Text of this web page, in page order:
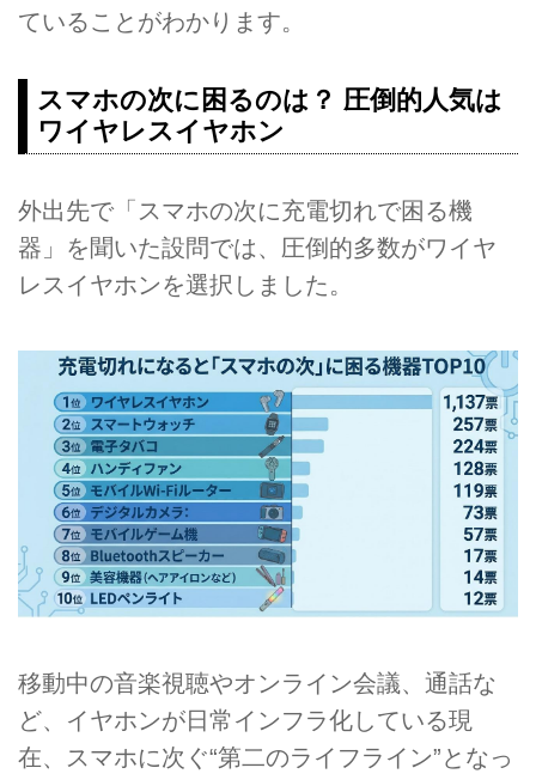
ていることがわかります。
スマホの次に困るのは？ 圧倒的人気は
ワイヤレスイヤホン
外出先で「スマホの次に充電切れで困る機
器」を聞いた設問では、圧倒的多数がワイヤ
レスイヤホンを選択しました。
移動中の音楽視聴やオンライン会議、通話な
ど、イヤホンが日常インフラ化している現
在、スマホに次ぐ“第二のライフライン”となっ